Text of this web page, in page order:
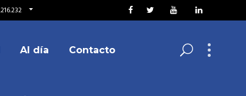
Al día Contacto